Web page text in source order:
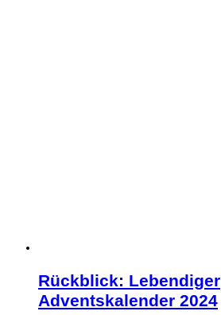
Rückblick: Lebendiger
Adventskalender 2024